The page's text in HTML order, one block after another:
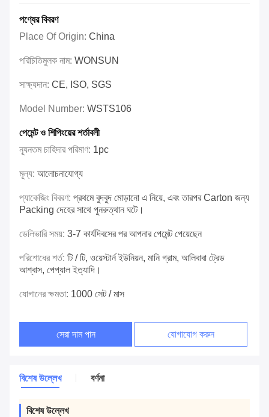
পণ্যের বিবরণ
Place Of Origin: China
পরিচিতিমুলক নাম: WONSUN
সাক্ষ্যদান: CE, ISO, SGS
Model Number: WSTS106
পেমেন্ট ও শিপিংয়ের শর্তাবলী
ন্যূনতম চাহিদার পরিমাণ: 1pc
মূল্য: আলোচনাযোগ্য
প্যাকেজিং বিবরণ: প্রথমে বুদবুদ মোড়ানো এ নিয়ে, এবং তারপর Carton জন্য
Packing দেহের সাথে পুনরুত্থান ঘটে।
ডেলিভারি সময়: 3-7 কার্যদিবসের পর আপনার পেমেন্ট পেয়েছেন
পরিশোধের শর্ত: টি / টি, ওয়েস্টার্ন ইউনিয়ন, মানি গ্রাম, আলিবাবা ট্রেড
আশ্বাস, পেপ্যাল ​​ইত্যাদি।
যোগানের ক্ষমতা: 1000 সেট / মাস
সেরা দাম পান যোগাযোগ করুন
বিশেষ উল্লেখ বর্ণনা
বিশেষ উল্লেখ